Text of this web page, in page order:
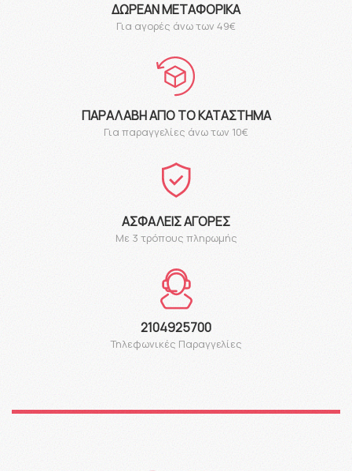
ΔΩΡΕΆΝ ΜΕΤΑΦΟΡΙΚΆ
Για αγορές άνω των 49€
ΠΑΡΑΛΑΒΉ ΑΠΌ ΤΟ ΚΑΤΆΣΤΗΜΑ
Για παραγγελίες άνω των 10€
ΑΣΦΑΛΕΊΣ ΑΓΟΡΈΣ
Με 3 τρόπους πληρωμής
2104925700
Τηλεφωνικές Παραγγελίες